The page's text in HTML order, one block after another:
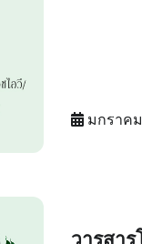
มกราค
วารสา